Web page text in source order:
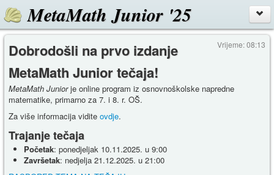
MetaMath Junior '25
Vrijeme: 08:13
Dobrodošli na prvo izdanje
MetaMath Junior tečaja!
MetaMath Juniorje online program iz osnovnoškolske napredne
matematike, primarno za 7. i 8. r. OŠ.
Za više informacija vidite ovdje.
Trajanje tečaja
Početak: ponedjeljak 10.11.2025. u 9:00
Završetak: nedjelja 21.12.2025. u 21:00